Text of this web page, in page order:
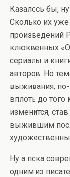
Казалось бы,
Сколько их
произведений
клюквенных
сериалы и
авторов. Но
выживания, по-
вплоть до того
изменится,
выжившим
Ну а пока
одним из